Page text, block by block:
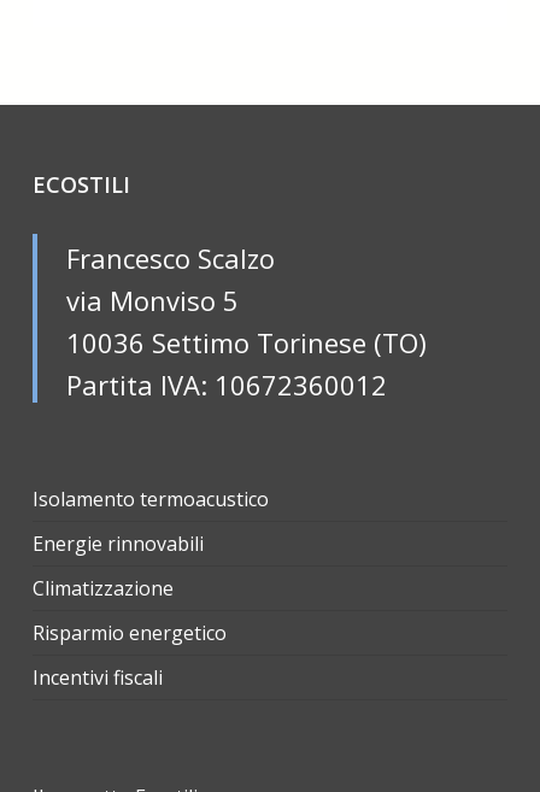
ECOSTILI
Francesco Scalzo
via Monviso 5
10036 Settimo Torinese (TO)
Partita IVA: 10672360012
Isolamento termoacustico
Energie rinnovabili
Climatizzazione
Risparmio energetico
Incentivi fiscali